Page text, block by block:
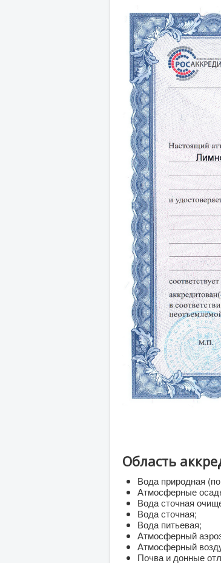
Область
Вода природная
Атмосферные
Вода сточная
Вода сточная;
Вода питьевая;
Атмосферный
Атмосферный
Почва и донные